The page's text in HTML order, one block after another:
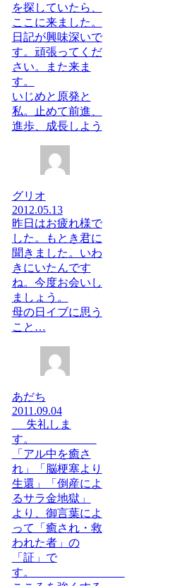
を探していたら、
ここに来ました。
日記が興味深いで
す。頑張ってくだ
さい。また来ま
す。
いじめと原発と
私。止めて前進、
進歩、成長しよう
グリオ
2012.05.13
昨日はお疲れ様で
した。もとき君に
聞きました。いわ
きにいたんです
ね。今度お会いし
ましょう。
母の日イブに思う
こと…
あだち
2011.09.04
失礼しま
す。
「アル中を癒さ
れ」「脳梗塞より
生還」「倒産によ
るサラ金地獄」
より、御言葉によ
って「癒され・救
われた者」の
「証」で
す。